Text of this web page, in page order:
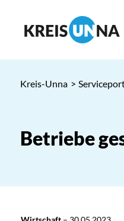
Kreis-Unna >
Betriebe